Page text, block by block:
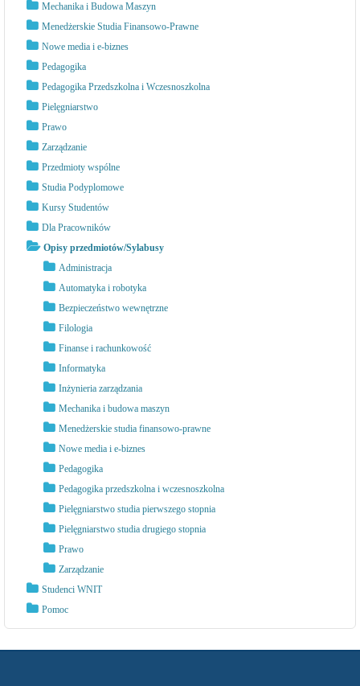
Mechanika i Budowa Maszyn
Menedżerskie Studia Finansowo-Prawne
Nowe media i e-biznes
Pedagogika
Pedagogika Przedszkolna i Wczesnoszkolna
Pielęgniarstwo
Prawo
Zarządzanie
Przedmioty wspólne
Studia Podyplomowe
Kursy Studentów
Dla Pracowników
Opisy przedmiotów/Sylabusy
Administracja
Automatyka i robotyka
Bezpieczeństwo wewnętrzne
Filologia
Finanse i rachunkowość
Informatyka
Inżynieria zarządzania
Mechanika i budowa maszyn
Menedżerskie studia finansowo-prawne
Nowe media i e-biznes
Pedagogika
Pedagogika przedszkolna i wczesnoszkolna
Pielęgniarstwo studia pierwszego stopnia
Pielęgniarstwo studia drugiego stopnia
Prawo
Zarządzanie
Studenci WNIT
Pomoc